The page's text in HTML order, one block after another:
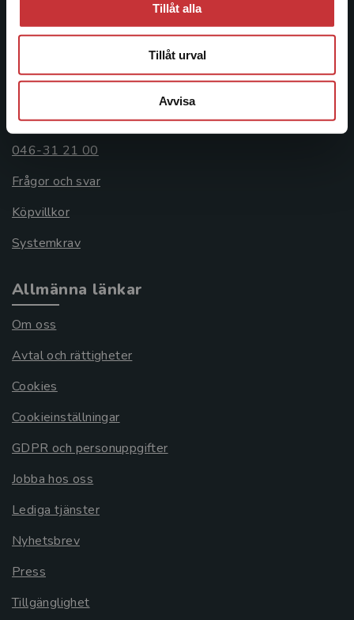
Tillåt alla
Tillåt urval
Avvisa
Åkergränden 1
226 60 Lund
Kundservice
Kontakta kundservice
046-31 21 00
Frågor och svar
Köpvillkor
Systemkrav
Allmänna länkar
Om oss
Avtal och rättigheter
Cookies
Cookieinställningar
GDPR och personuppgifter
Jobba hos oss
Lediga tjänster
Nyhetsbrev
Press
Tillgänglighet